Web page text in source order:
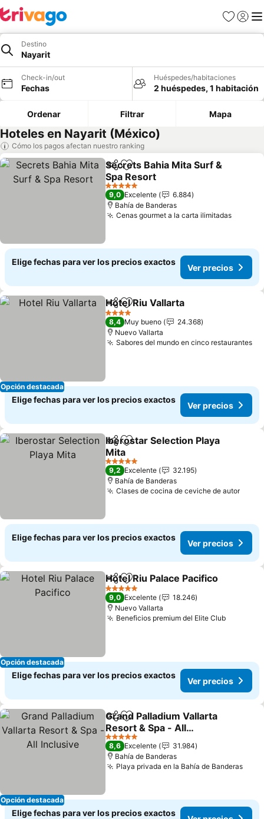
Favoritos
Iniciar
Destino
Nayarit
Check-in/out
Fechas
Huéspedes/habitaciones
2 huéspedes, 1 habitación
Ordenar Filtrar Mapa
Hoteles en Nayarit (México)
Cómo los pagos afectan nuestro ranking
CompartirAgregar a favoritos
Secrets Bahia Mita Surf &
Spa Resort
Ver precios
5 Estrellas
9,0 Excelente
6.884
Bahía de Banderas
Cenas gourmet a la carta ilimitadasVer
Elige fechas para ver los precios exactos
Ver precios
Opción destacada
CompartirAgregar a favoritos
Hotel Riu Vallarta
4 Estrellas
8,4 Muy bueno
24.368
Nuevo Vallarta
Sabores del mundo en cinco restaurantes
Elige fechas para ver los precios exactos
Ver precios
CompartirAgregar a favoritos
Iberostar Selection Playa
Mita
Ver precios
5 Estrellas
9,2 Excelente
32.195
Bahía de Banderas
Clases de cocina de ceviche de autorVer
Elige fechas para ver los precios exactos
Ver precios
Opción destacada
CompartirAgregar a favoritos
Hotel Riu Palace Pacifico
5 Estrellas
9,0 Excelente
18.246
Nuevo Vallarta
Beneficios premium del Elite ClubVer
Elige fechas para ver los precios exactos
Ver precios
Opción destacada
CompartirAgregar a favoritos
Grand Palladium Vallarta
Resort & Spa - All
Inclusive
Ver precios
5 Estrellas
8,6 Excelente
31.984
Bahía de Banderas
Playa privada en la Bahía de BanderasVer
Elige fechas para ver los precios exactos